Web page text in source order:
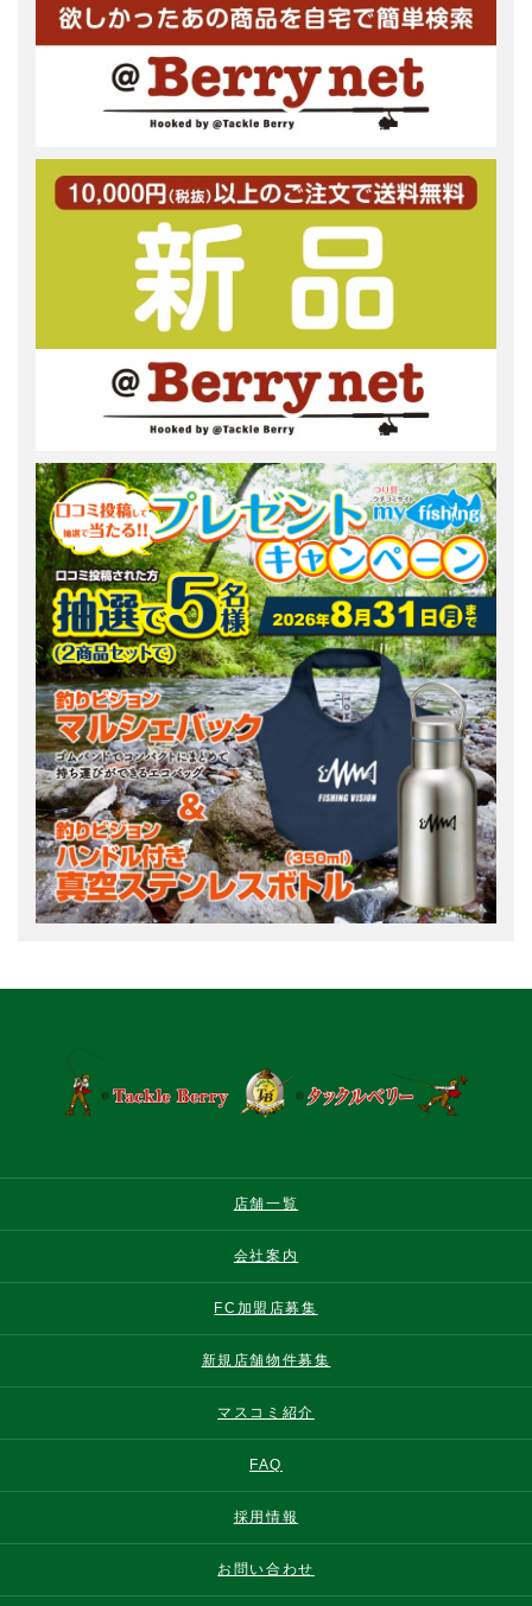
店舗一覧
会社案内
FC加盟店募集
新規店舗物件募集
マスコミ紹介
FAQ
採用情報
お問い合わせ